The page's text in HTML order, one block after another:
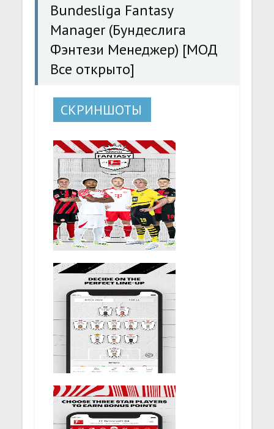
Bundesliga Fantasy
Manager (Бундеслига
Фэнтези Менеджер) [МОД
Все открыто]
СКРИНШОТЫ